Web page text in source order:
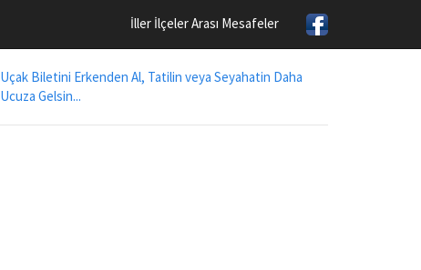
İller İlçeler Arası Mesafeler
Uçak Biletini Erkenden Al, Tatilin veya Seyahatin Daha
Ucuza Gelsin...